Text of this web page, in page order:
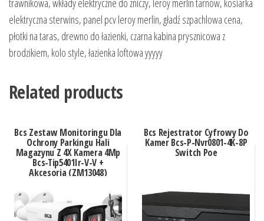
trawnikowa, wkłady elektryczne do zniczy, leroy merlin tarnów, kosiarka
elektryczna sterwins, panel pcv leroy merlin, gładź szpachlowa cena,
płotki na taras, drewno do łazienki, czarna kabina prysznicowa z
brodzikiem, kolo style, łazienka loftowa yyyyy
Related products
Bcs Zestaw Monitoringu Dla
Ochrony Parkingu Hali
Magazynu Z 4X Kamera 4Mp
Bcs-Tip5401Ir-V-V +
Akcesoria (ZM13048)
Bcs Rejestrator Cyfrowy Do
Kamer Bcs-P-Nvr0801-4K-8P
Switch Poe